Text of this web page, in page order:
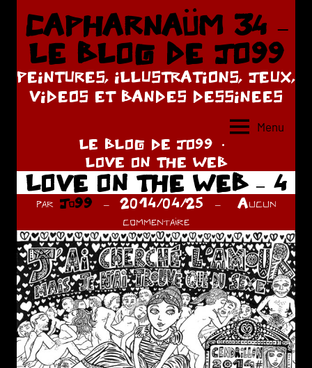
Aller
contenu
CAPHARNAÜM 34 –
LE BLOG DE JO99
PEINTURES, ILLUSTRATIONS, JEUX,
VIDEOS ET BANDES DESSINEES
Menu
LE BLOG DE JO99
LOVE ON THE WEB
LOVE ON THE WEB – 4
par Jo99 2014/04/25
Aucun
commentaire